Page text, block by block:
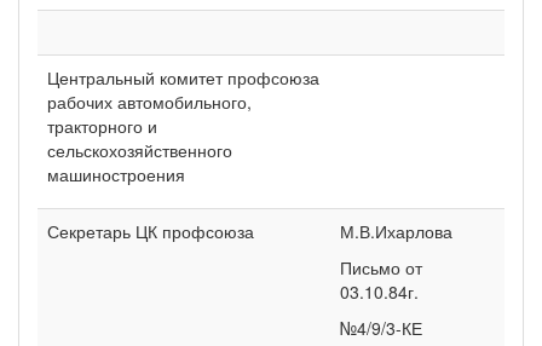
Центральный комитет профсоюза
рабочих автомобильного,
тракторного и
сельскохозяйственного
машиностроения
Секретарь ЦК профсоюза
М.В.Ихарлова
Письмо от
03.10.84г.
№4/9/3-КЕ